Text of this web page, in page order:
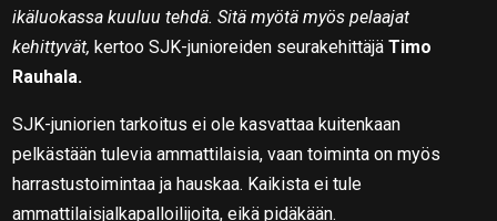
ikäluokassa kuuluu tehdä. Sitä myötä myös pelaajat
kehittyvät, kertoo SJK-junioreiden seurakehittäjäTimo
Rauhala.
SJK-juniorien tarkoitus ei ole kasvattaa kuitenkaan
pelkästään tulevia ammattilaisia, vaan toiminta on myös
harrastustoimintaa ja hauskaa. Kaikista ei tule
ammattilaisjalkapalloilijoita, eikä pidäkään.